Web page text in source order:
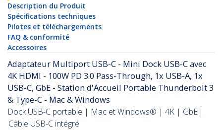
Description du Produit
Spécifications techniques
Pilotes et téléchargements
FAQ & conformité
Accessoires
Adaptateur Multiport USB-C - Mini Dock USB-C avec
4K HDMI - 100W PD 3.0 Pass-Through, 1x USB-A, 1x
USB-C, GbE - Station d'Accueil Portable Thunderbolt 3
& Type-C - Mac & Windows
Dock USB-C portable | Mac et Windows® | 4K | GbE |
Câble USB-C intégré